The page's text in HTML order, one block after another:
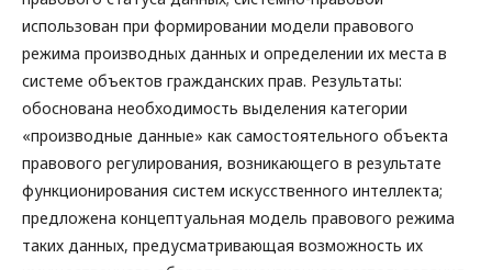
использован при формировании модели правового
режима производных данных и определении их места в
системе объектов гражданских прав. Результаты:
обоснована необходимость выделения категории
«производные данные» как самостоятельного объекта
правового регулирования, возникающего в результате
функционирования систем искусственного интеллекта;
предложена концептуальная модель правового режима
таких данных, предусматривающая возможность их